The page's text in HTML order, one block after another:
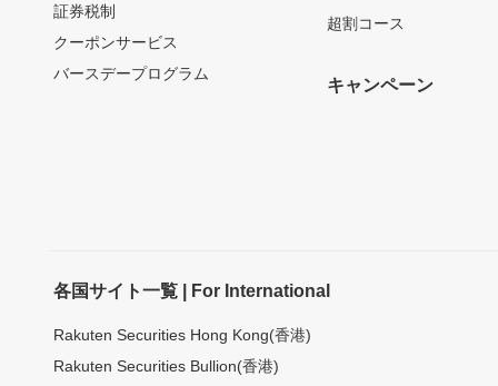
証券税制
クーポンサービス
バースデープログラム
超割コース
キャンペーン
各国サイト一覧 | For International
Rakuten Securities Hong Kong(香港)
Rakuten Securities Bullion(香港)